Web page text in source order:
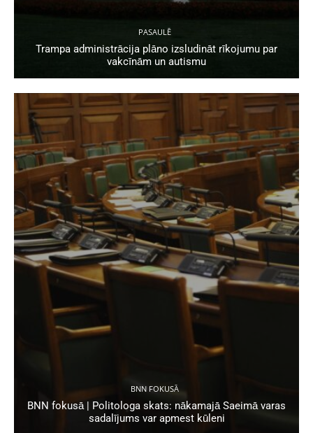
PASAULĒ
Trampa administrācija plāno izsludināt rīkojumu par
vakcīnām un autismu
BNN FOKUSĀ
BNN fokusā | Politologa skats: nākamajā Saeimā varas
sadalījums var apmest kūleni